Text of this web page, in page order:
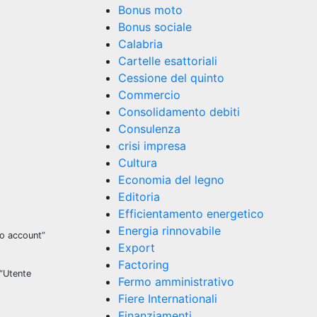
account”
Bonus moto
Bonus sociale
Calabria
Cartelle esattoriali
Cessione del quinto
Commercio
Consolidamento debiti
Consulenza
crisi impresa
Cultura
Economia del legno
Editoria
Efficientamento energetico
Energia rinnovabile
Export
Factoring
Fermo amministrativo
Fiere Internationali